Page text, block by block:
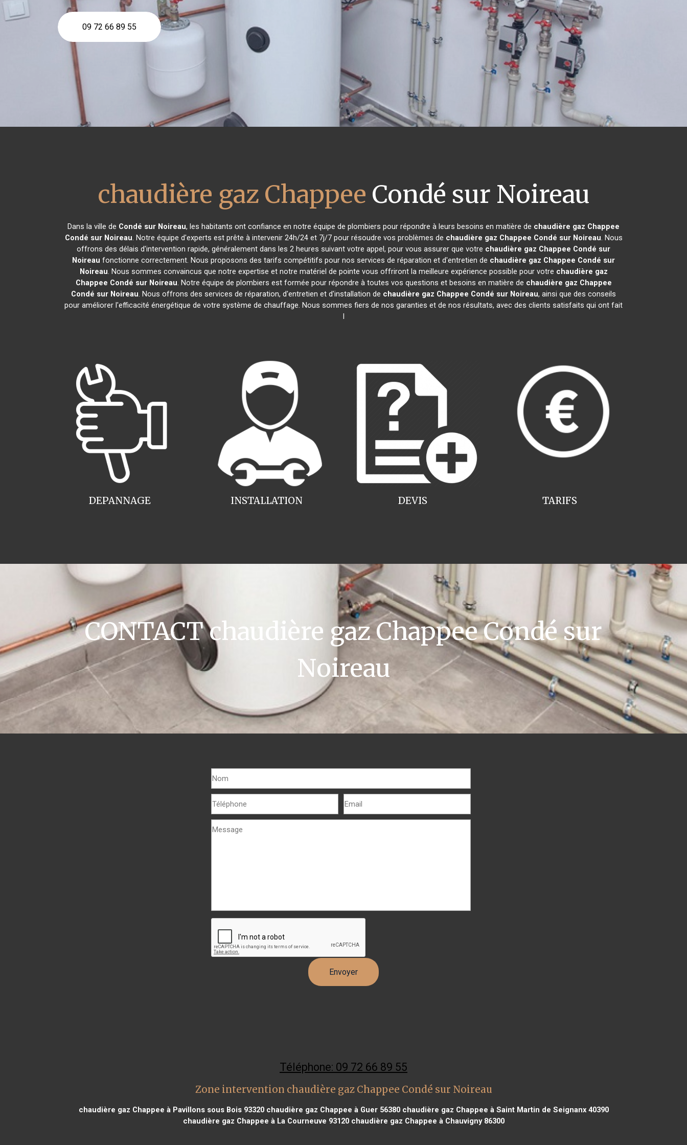
09 72 66 89 55
chaudière gaz Chappee Condé sur Noireau
Dans la ville de Condé sur Noireau, les habitants ont confiance en notre équipe de plombiers pour répondre à leurs besoins en matière de chaudière gaz Chappee
Condé sur Noireau. Notre équipe d'experts est prête à intervenir 24h/24 et 7j/7 pour résoudre vos problèmes de chaudière gaz Chappee Condé sur Noireau. Nous
offrons des délais d'intervention rapide, généralement dans les 2 heures suivant votre appel, pour vous assurer que votre chaudière gaz Chappee Condé sur
Noireau fonctionne correctement. Nous proposons des tarifs compétitifs pour nos services de réparation et d'entretien de chaudière gaz Chappee Condé sur
Noireau. Nous sommes convaincus que notre expertise et notre matériel de pointe vous offriront la meilleure expérience possible pour votre chaudière gaz
Chappee Condé sur Noireau. Notre équipe de plombiers est formée pour répondre à toutes vos questions et besoins en matière de chaudière gaz Chappee
Condé sur Noireau. Nous offrons des services de réparation, d'entretien et d'installation de chaudière gaz Chappee Condé sur Noireau, ainsi que des conseils
pour améliorer l'efficacité énergétique de votre système de chauffage. Nous sommes fiers de nos garanties et de nos résultats, avec des clients satisfaits qui ont fait
l
INSTALLATION
DEPANNAGE TARIFS
DEVIS
CONTACT chaudière gaz Chappee Condé sur
Noireau
Téléphone: 09 72 66 89 55
Zone intervention chaudière gaz Chappee Condé sur Noireau
chaudière gaz Chappee à Pavillons sous Bois 93320chaudière gaz Chappee à Guer 56380chaudière gaz Chappee à Saint Martin de Seignanx 40390
chaudière gaz Chappee à La Courneuve 93120chaudière gaz Chappee à Chauvigny 86300